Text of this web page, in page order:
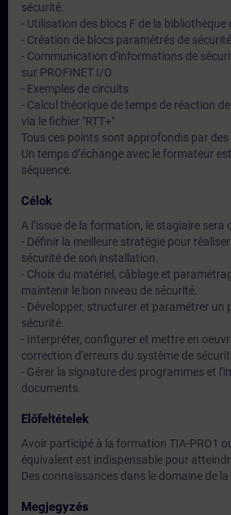
sécurité.
- Utilisation des blocs F de la bibliothèque
- Création de blocs paramétrés de sécurité
- Communication d'informations de
sur PROFINET I/O
- Exemples de circuits
- Calcul théorique de temps de réaction
via le fichier "RTT+"
Tous ces points sont approfondis par des
Un temps d’échange avec le formateur
séquence.
Célok
A l’issue de la formation, le stagiaire sera
- Définir la meilleure stratégie pour
sécurité de son installation.
- Choix du matériel, câblage et
maintenir le bon niveau de sécurité.
- Développer, structurer et paramétrer un
sécurité.
- Interpréter, configurer et mettre en
correction d'erreurs du système de
- Gérer la signature des programmes et
documents.
Előfeltételek
Avoir participé à la formation TIA-PRO1
équivalent est indispensable pour
Des connaissances dans le domaine de
Megjegyzés